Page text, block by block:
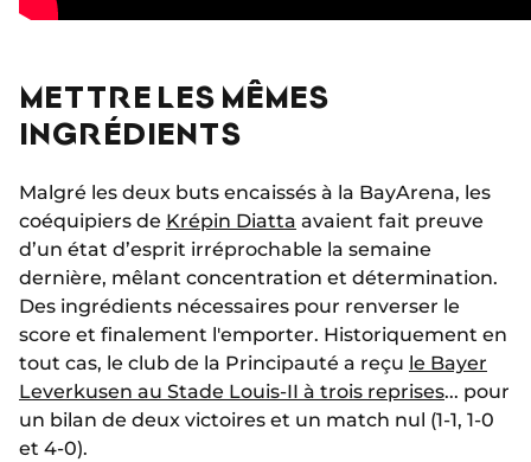
METTRE LES MÊMES
INGRÉDIENTS
Malgré les deux buts encaissés à la BayArena, les
coéquipiers de Krépin Diatta avaient fait preuve
d’un état d’esprit irréprochable la semaine
dernière, mêlant concentration et détermination.
Des ingrédients nécessaires pour renverser le
score et finalement l'emporter. Historiquement en
tout cas, le club de la Principauté a reçu le Bayer
Leverkusen au Stade Louis-II à trois reprises... pour
un bilan de deux victoires et un match nul (1-1, 1-0
et 4-0).